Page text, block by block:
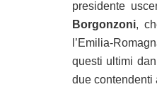
presidente
Borgonzoni,
l’Emilia-
questi ultimi
due contendenti